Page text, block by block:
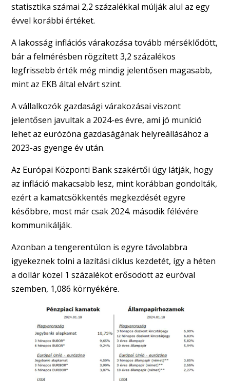
statisztika számai 2,2 százalékkal múlják alul az egy
évvel korábbi értéket.
A lakosság inflációs várakozása tovább mérséklődött,
bár a felmérésben rögzített 3,2 százalékos
legfrissebb érték még mindig jelentősen magasabb,
mint az EKB által elvárt szint.
A vállalkozók gazdasági várakozásai viszont
jelentősen javultak a 2024-es évre, ami jó muníció
lehet az eurózóna gazdaságának helyreállásához a
2023-as gyenge év után.
Az Európai Központi Bank szakértői úgy látják, hogy
az infláció makacsabb lesz, mint korábban gondolták,
ezért a kamatcsökkentés megkezdését egyre
későbbre, most már csak 2024. második félévére
kommunikálják.
Azonban a tengerentúlon is egyre távolabbra
igyekeznek tolni a lazítási ciklus kezdetét, így a héten
a dollár közel 1 százalékot erősödött az euróval
szemben, 1,086 környékére.